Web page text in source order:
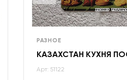
РАЗНОЕ
КАЗАХСТАН КУХНЯ
Арт: 51122